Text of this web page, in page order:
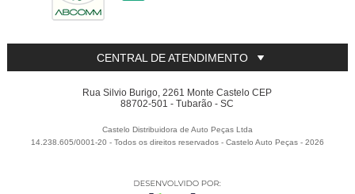
CENTRAL DE ATENDIMENTO
Rua Silvio Burigo, 2261 Monte Castelo CEP
88702-501 - Tubarão - SC
Castelo Distribuidora de Auto Peças Ltda
14.238.605/0001-20 - Todos os direitos reservados -Castelo Auto Peças -2026